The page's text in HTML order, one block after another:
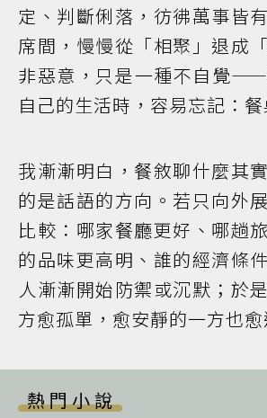
定、判斷俐落，彷彿萬事皆
席間，慢慢從「相聚」退成
非惡意，只是一種不自覺
自己的生活時，容易忘記：餐
我漸漸明白，餐敘聊什麼其
的是話語的方向。若只向外
比較：哪家餐廳更好、哪趟
的品味更高明、誰的經濟條
人漸漸開始防禦或沉默；於
方愈孤單，愈安靜的一方也愈
熱門小說